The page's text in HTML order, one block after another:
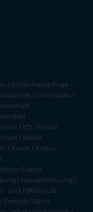
/ Schönheitspflege
/ Gartenbau /
/ Kfz / Metall
/ Metall
/ Kunst / Kultur
Dienst
/ Hausbetreuung /
und Hilfsberufe
/ Freizeit / Sport